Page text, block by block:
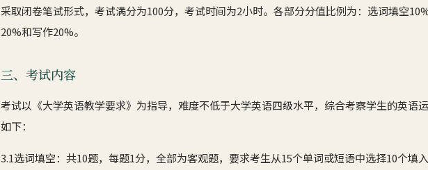
采取闭卷笔试形式，考试满分为100分，考试时间为2小时。各部分分值比例为：选词填空
20%和写作20%。
三、考试内容
考试以《大学英语教学要求》为指导，难度不低于大学英语四级水平，综合考察学生的英语
如下：
3.1选词填空：共10题，每题1分，全部为客观题，要求考生从15个单词或短语中选择10个填